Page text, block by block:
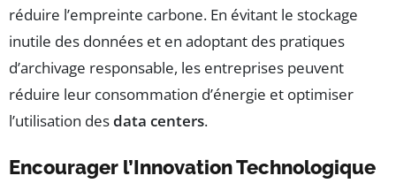
réduire l’empreinte carbone. En évitant le stockage
inutile des données et en adoptant des pratiques
d’archivage responsable, les entreprises peuvent
réduire leur consommation d’énergie et optimiser
l’utilisation desdata centers.
Encourager l’Innovation Technologique